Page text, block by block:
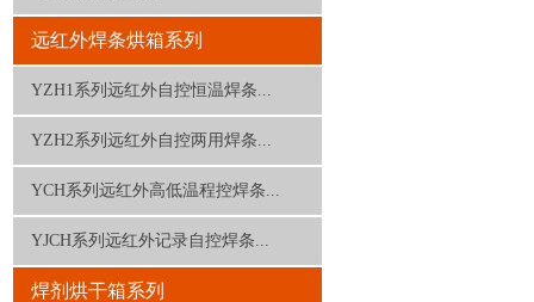
远红外焊条烘箱系列
YZH1系列远红外自控恒温焊条...
YZH2系列远红外自控两用焊条...
YCH系列远红外高低温程控焊条...
YJCH系列远红外记录自控焊条...
焊剂烘干箱系列